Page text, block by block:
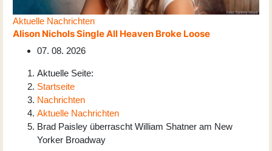
Aktuelle Nachrichten
Alison Nichols Single All Heaven Broke Loose
07. 08. 2026
Aktuelle Seite:
Startseite
Nachrichten
Aktuelle Nachrichten
Brad Paisley überrascht William Shatner am New
Yorker Broadway